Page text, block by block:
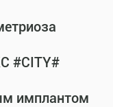
#CITY#
имплантом